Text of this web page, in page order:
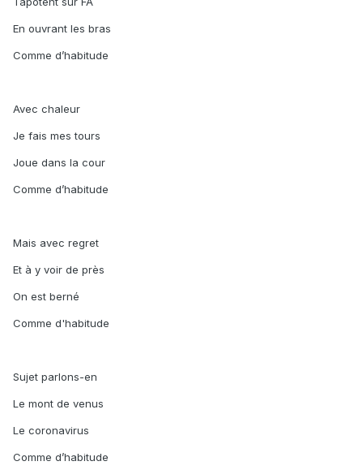
En ouvrant les bras
Comme d’habitude
Avec chaleur
Je fais mes tours
Joue dans la cour
Comme d’habitude
Mais avec regret
Et à y voir de près
On est berné
Comme d'habitude
Sujet parlons-en
Le mont de venus
Le coronavirus
Comme d’habitude